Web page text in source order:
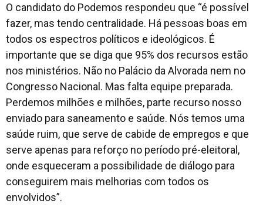
O candidato do Podemos respondeu que “é possível
fazer, mas tendo centralidade. Há pessoas boas em
todos os espectros políticos e ideológicos. É
importante que se diga que 95% dos recursos estão
nos ministérios. Não no Palácio da Alvorada nem no
Congresso Nacional. Mas falta equipe preparada.
Perdemos milhões e milhões, parte recurso nosso
enviado para saneamento e saúde. Nós temos uma
saúde ruim, que serve de cabide de empregos e que
serve apenas para reforço no período pré-eleitoral,
onde esqueceram a possibilidade de diálogo para
conseguirem mais melhorias com todos os
envolvidos”.